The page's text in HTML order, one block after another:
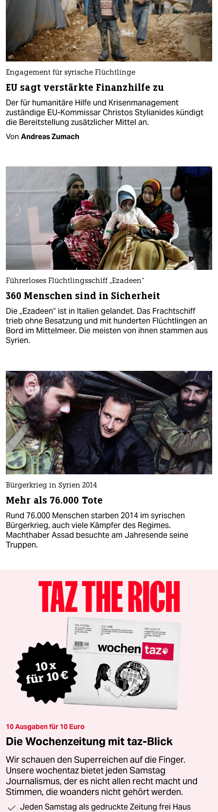
Engagement für syrische Flüchtlinge
EU sagt verstärkte Finanzhilfe zu
Der für humanitäre Hilfe und Krisenmanagement
zuständige EU-Kommissar Christos Stylianides kündigt
die Bereitstellung zusätzlicher Mittel an.
Von Andreas Zumach
Führerloses Flüchtlingsschiff „Ezadeen“
360 Menschen sind in Sicherheit
Die „Ezadeen“ ist in Italien gelandet. Das Frachtschiff
trieb ohne Besatzung und mit hunderten Flüchtlingen an
Bord im Mittelmeer. Die meisten von ihnen stammen aus
Syrien.
Bürgerkrieg in Syrien 2014
Mehr als 76.000 Tote
Rund 76.000 Menschen starben 2014 im syrischen
Bürgerkrieg, auch viele Kämpfer des Regimes.
Machthaber Assad besuchte am Jahresende seine
Truppen.
10 Ausgaben für 10 Euro
Die Wochenzeitung mit taz-Blick
Wir schauen den Superreichen auf die Finger.
Unsere wochentaz bietet jeden Samstag
Journalismus, der es nicht allen recht macht und
Stimmen, die woanders nicht gehört werden.
Jeden Samstag als gedruckte Zeitung frei Haus